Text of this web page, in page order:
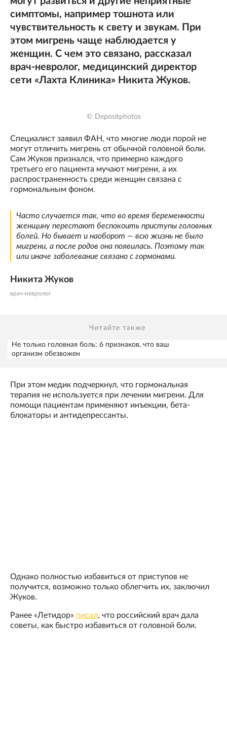
симптомы, например тошнота или
чувствительность к свету и звукам. При
этом мигрень чаще наблюдается у
женщин. С чем это связано, рассказал
врач-невролог, медицинский директор
сети «Лахта Клиника» Никита Жуков.
© Depositphotos
Специалист заявил ФАН, что многие люди порой не
могут отличить мигрень от обычной головной боли.
Сам Жуков признался, что примерно каждого
третьего его пациента мучают мигрени, а их
распространенность среди женщин связана с
гормональным фоном.
Часто случается так, что во время беременности
женщину перестают беспокоить приступы головных
болей. Но бывает и наоборот — всю жизнь не было
мигрени, а после родов она появилась. Поэтому так
или иначе заболевание связано с гормонами.
Никита Жуков
врач-невролог
Читайте также
Не только головная боль: 6 признаков, что ваш
организм обезвожен
При этом медик подчеркнул, что гормональная
терапия не используется при лечении мигрени. Для
помощи пациентам применяют инъекции, бета-
блокаторы и антидепрессанты.
Однако полностью избавиться от приступов не
получится, возможно только облегчить их, заключил
Жуков.
Ранее «Летидор» писал, что российский врач дала
советы, как быстро избавиться от головной боли.